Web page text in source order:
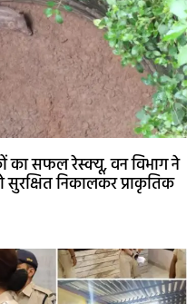
का सफल रेस्क्यू, वन विभाग ने
सुरक्षित निकालकर प्राकृतिक